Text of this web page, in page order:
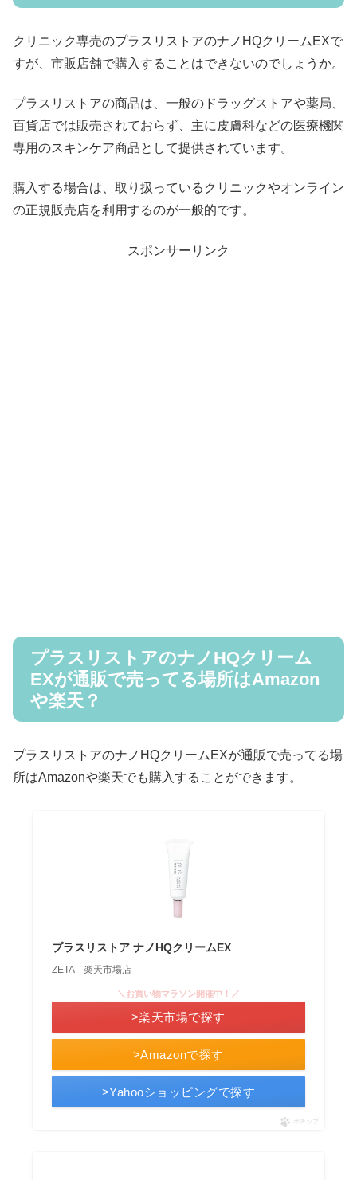
クリニック専売のプラスリストアのナノHQクリームEXで
すが、市販店舗で購入することはできないのでしょうか。
プラスリストアの商品は、一般のドラッグストアや薬局、
百貨店では販売されておらず、主に皮膚科などの医療機関
専用のスキンケア商品として提供されています。
購入する場合は、取り扱っているクリニックやオンライン
の正規販売店を利用するのが一般的です。
スポンサーリンク
プラスリストアのナノHQクリーム
EXが通販で売ってる場所はAmazon
や楽天？
プラスリストアのナノHQクリームEXが通販で売ってる場
所はAmazonや楽天でも購入することができます。
プラスリストア ナノHQクリームEX
ZETA 楽天市場店
>Amazonで探す
＼お買い物マラソン開催中！／
>楽天市場で探す
>Yahooショッピングで探す
ポチップ